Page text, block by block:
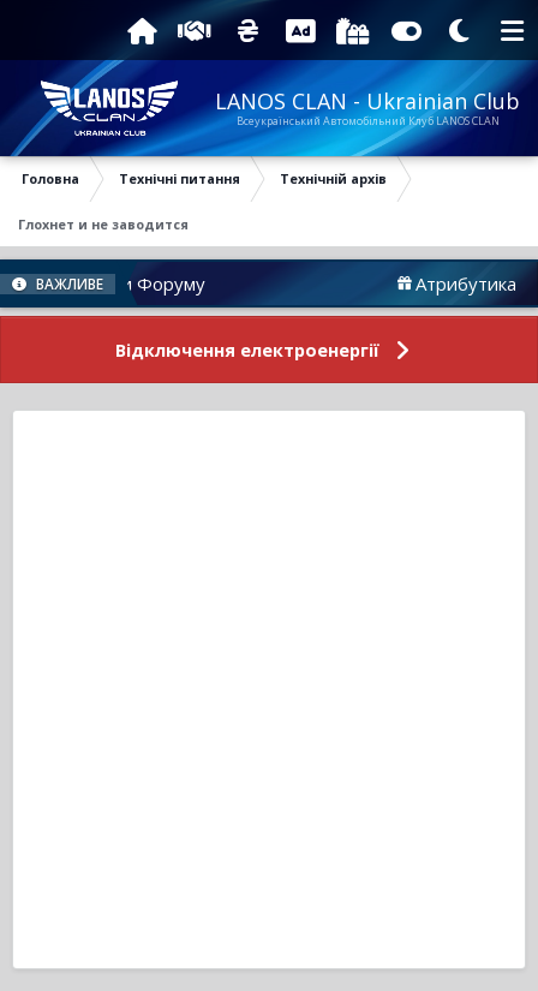
LANOS CLAN - Ukrainian Club
Всеукраїнський Автомобільний Клуб LANOS CLAN
Головна Технічні питання Технічній архів
Глохнет и не заводится
ВАЖЛИВЕ
Новини Форуму Атрибутика
Відключення електроенергії